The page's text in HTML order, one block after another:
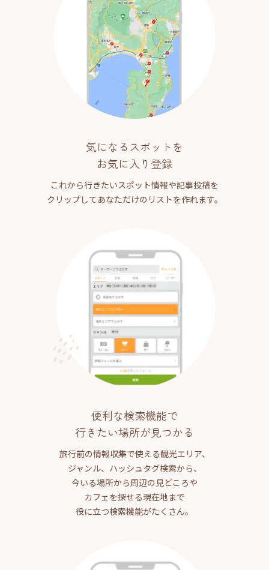
気になるスポットを
お気に入り登録
これから行きたいスポット情報や記事投稿を
クリップしてあなただけのリストを作れます。
便利な検索機能で
行きたい場所が見つかる
旅行前の情報収集で使える観光エリア、
ジャンル、ハッシュタグ検索から、
今いる場所から周辺の見どころや
カフェを探せる現在地まで
役に立つ検索機能がたくさん。